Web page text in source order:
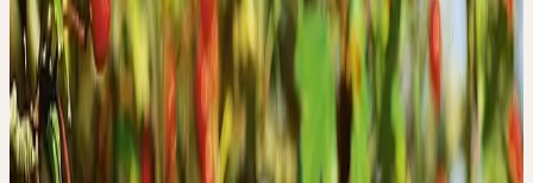
PASSIONSBLUME
Passiflora incarnata
Herzensruhe, zu sich selbst finden, der ureigene innere Ton
Sommer